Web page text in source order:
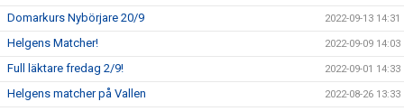
Domarkurs Nybörjare 20/9 2022-09-13 14:31
Helgens Matcher! 2022-09-09 14:03
Full läktare fredag 2/9! 2022-09-01 14:33
Helgens matcher på Vallen 2022-08-26 13:33